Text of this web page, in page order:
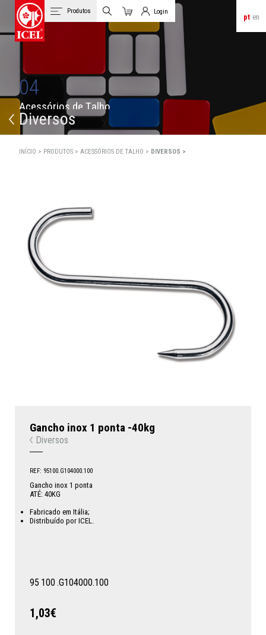
pt en
Produtos Login
Login de Clientes
04
Acessórios de Talho
Diversos
INÍCIO > PRODUTOS >ACESSÓRIOS DE TALHO > DIVERSOS >
Gancho inox 1 ponta -40kg
Diversos
REF: 95100.G104000.100
Gancho inox 1 ponta
ATÉ: 40KG
Fabricado em Itália;
Distribuído por ICEL.
95 100 .G104000.100
1,03€